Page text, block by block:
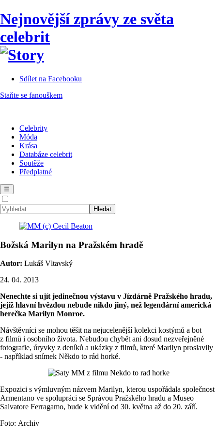
Nejnovější zprávy ze světa
celebrit
Sdílet na Facebooku
Staňte se fanouškem
Celebrity
Móda
Krása
Databáze celebrit
Soutěže
Předplatné
☰
Božská Marilyn na Pražském hradě
Autor: Lukáš Vltavský
24. 04. 2013
Nenechte si ujít jedinečnou výstavu v Jízdárně Pražského hradu,
jejíž hlavní hvězdou nebude nikdo jiný, než legendární americká
herečka Marilyn Monroe.
Návštěvníci se mohou těšit na nejucelenější kolekci kostýmů a bot
z filmů i osobního života. Nebudou chybět ani dosud nezveřejněné
fotografie, úryvky z deníků a ukázky z filmů, které Marilyn proslavily
- například snímek Někdo to rád horké.
Expozici s výmluvným názvem Marilyn, kterou uspořádala společnost
Armentano ve spolupráci se Správou Pražského hradu a Museo
Salvatore Ferragamo, bude k vidění od 30. května až do 20. září.
Foto: Archiv